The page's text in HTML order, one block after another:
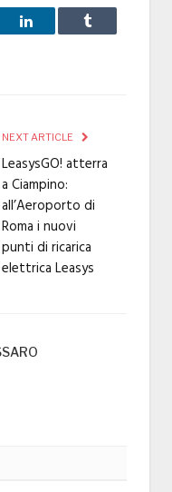
LinkedIn Tumblr
NEXT ARTICLE
LeasysGO! atterra
a Ciampino:
all’Aeroporto di
Roma i nuovi
punti di ricarica
elettrica Leasys